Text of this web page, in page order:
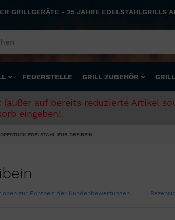
GRILLGERÄTE - 25 JAHRE EDELSTAHLGRILLS
FEUERSTELLE GRILL ZUBEHÖR
(außer auf bereits reduzierte Artikel
eingeben!
EDELSTAHL FÜR DREIBEIN
zur Echtheit der Kundenbewertungen